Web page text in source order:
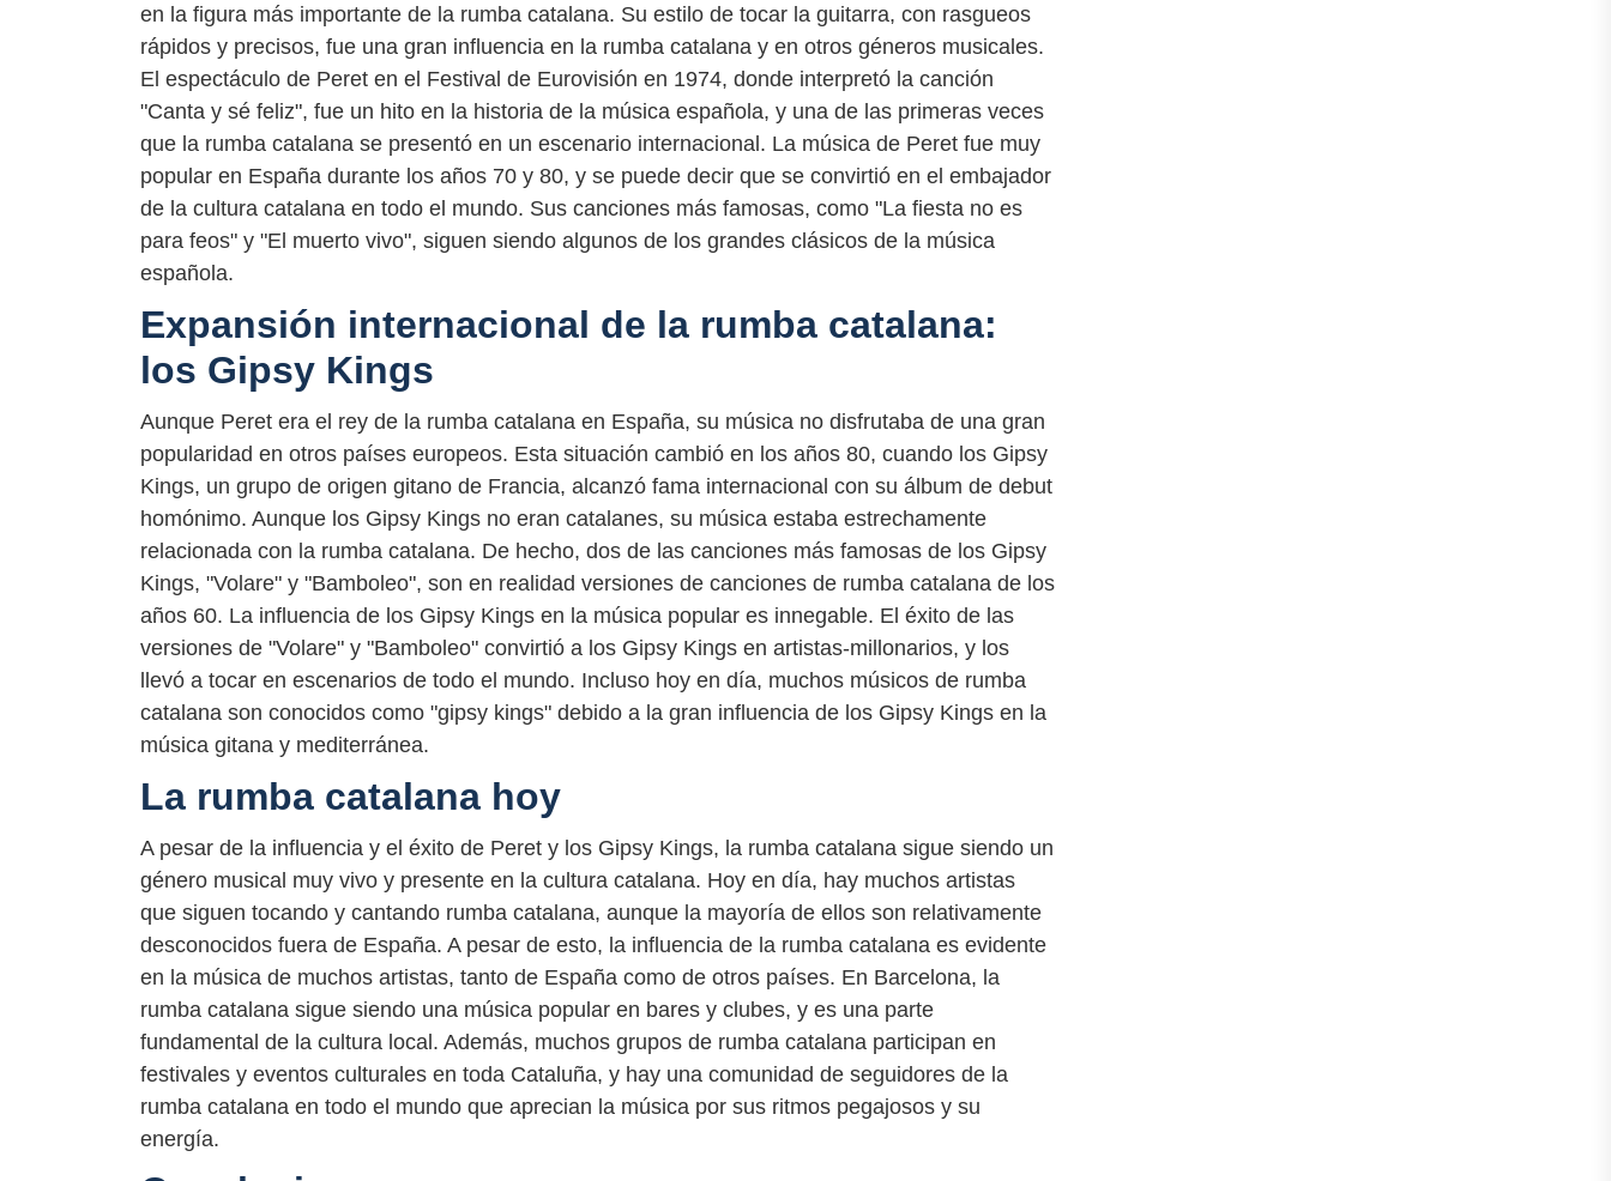
en la figura más importante de la rumba catalana. Su estilo de tocar la guitarra, con rasgueos
rápidos y precisos, fue una gran influencia en la rumba catalana y en otros géneros musicales.
El espectáculo de Peret en el Festival de Eurovisión en 1974, donde interpretó la canción
"Canta y sé feliz", fue un hito en la historia de la música española, y una de las primeras veces
que la rumba catalana se presentó en un escenario internacional. La música de Peret fue muy
popular en España durante los años 70 y 80, y se puede decir que se convirtió en el embajador
de la cultura catalana en todo el mundo. Sus canciones más famosas, como "La fiesta no es
para feos" y "El muerto vivo", siguen siendo algunos de los grandes clásicos de la música
española.
Expansión internacional de la rumba catalana:
los Gipsy Kings
Aunque Peret era el rey de la rumba catalana en España, su música no disfrutaba de una gran
popularidad en otros países europeos. Esta situación cambió en los años 80, cuando los Gipsy
Kings, un grupo de origen gitano de Francia, alcanzó fama internacional con su álbum de debut
homónimo. Aunque los Gipsy Kings no eran catalanes, su música estaba estrechamente
relacionada con la rumba catalana. De hecho, dos de las canciones más famosas de los Gipsy
Kings, "Volare" y "Bamboleo", son en realidad versiones de canciones de rumba catalana de los
años 60. La influencia de los Gipsy Kings en la música popular es innegable. El éxito de las
versiones de "Volare" y "Bamboleo" convirtió a los Gipsy Kings en artistas-millonarios, y los
llevó a tocar en escenarios de todo el mundo. Incluso hoy en día, muchos músicos de rumba
catalana son conocidos como "gipsy kings" debido a la gran influencia de los Gipsy Kings en la
música gitana y mediterránea.
La rumba catalana hoy
A pesar de la influencia y el éxito de Peret y los Gipsy Kings, la rumba catalana sigue siendo un
género musical muy vivo y presente en la cultura catalana. Hoy en día, hay muchos artistas
que siguen tocando y cantando rumba catalana, aunque la mayoría de ellos son relativamente
desconocidos fuera de España. A pesar de esto, la influencia de la rumba catalana es evidente
en la música de muchos artistas, tanto de España como de otros países. En Barcelona, la
rumba catalana sigue siendo una música popular en bares y clubes, y es una parte
fundamental de la cultura local. Además, muchos grupos de rumba catalana participan en
festivales y eventos culturales en toda Cataluña, y hay una comunidad de seguidores de la
rumba catalana en todo el mundo que aprecian la música por sus ritmos pegajosos y su
energía.